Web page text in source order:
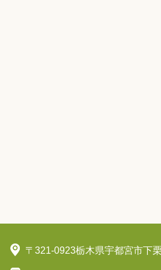
〒321-0923栃木県宇都宮市下